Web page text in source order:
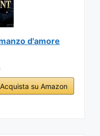
d'amore
Acquista su Amazon